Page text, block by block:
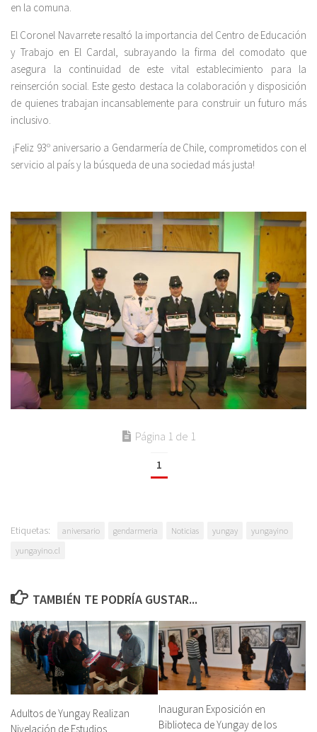
en la comuna.
El Coronel Navarrete resaltó la importancia del Centro de Educación
y Trabajo en El Cardal, subrayando la firma del comodato que
asegura la continuidad de este vital establecimiento para la
reinserción social. Este gesto destaca la colaboración y disposición
de quienes trabajan incansablemente para construir un futuro más
inclusivo.
¡Feliz 93º aniversario a Gendarmería de Chile, comprometidos con el
servicio al país y la búsqueda de una sociedad más justa!
Página 1 de 1
1
Etiquetas: aniversario gendarmeria Noticias yungay
yungayino
yungayino.cl
TAMBIÉN TE PODRÍA GUSTAR...
Adultos de Yungay Realizan
Nivelación de Estudios
Inauguran Exposición en
Biblioteca de Yungay de los